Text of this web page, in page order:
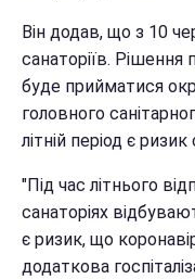
Він додав, що з 10
санаторіїв. Рішення
буде прийматися
головного
літній період є
"Під час літнього
санаторіях
є ризик, що
додаткова